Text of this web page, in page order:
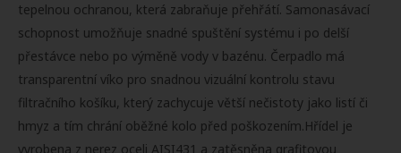
tepelnou ochranou, která zabraňuje přehřátí. Samonasávací
schopnost umožňuje snadné spuštění systému i po delší
přestávce nebo po výměně vody v bazénu. Čerpadlo má
transparentní víko pro snadnou vizuální kontrolu stavu
filtračního košíku, který zachycuje větší nečistoty jako listí či
hmyz a tím chrání oběžné kolo před poškozením.Hřídel je
vyrobena z nerez oceli AISI431 a zatěsněna grafitovou